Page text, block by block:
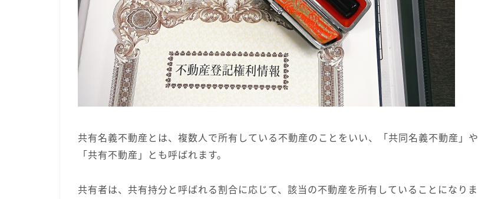
共有名義不動産とは、複数人で所有している不動産のことをいい、「共同名義不動産」や
「共有不動産」とも呼ばれます。
共有者は、共有持分と呼ばれる割合に応じて、該当の不動産を所有していることになりま